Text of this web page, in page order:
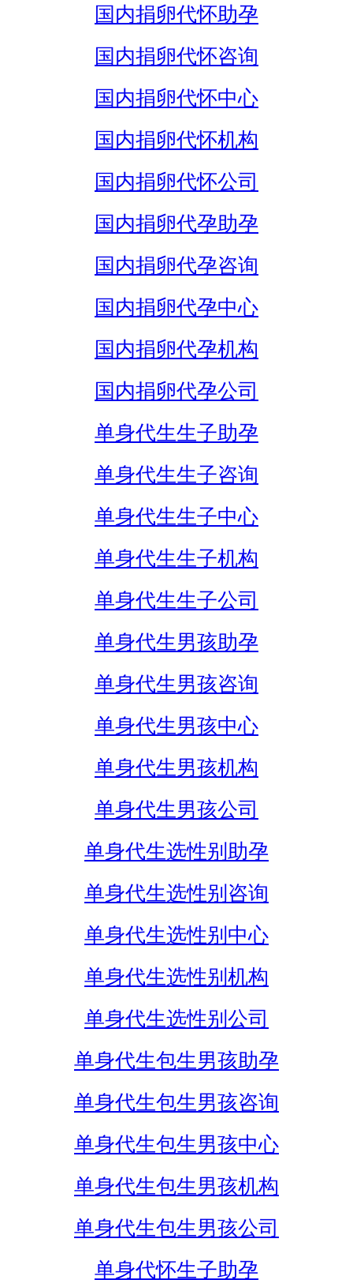
国内捐卵代怀助孕
国内捐卵代怀咨询
国内捐卵代怀中心
国内捐卵代怀机构
国内捐卵代怀公司
国内捐卵代孕助孕
国内捐卵代孕咨询
国内捐卵代孕中心
国内捐卵代孕机构
国内捐卵代孕公司
单身代生生子助孕
单身代生生子咨询
单身代生生子中心
单身代生生子机构
单身代生生子公司
单身代生男孩助孕
单身代生男孩咨询
单身代生男孩中心
单身代生男孩机构
单身代生男孩公司
单身代生选性别助孕
单身代生选性别咨询
单身代生选性别中心
单身代生选性别机构
单身代生选性别公司
单身代生包生男孩助孕
单身代生包生男孩咨询
单身代生包生男孩中心
单身代生包生男孩机构
单身代生包生男孩公司
单身代怀生子助孕